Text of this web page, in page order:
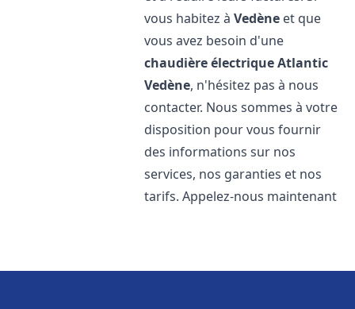
vous habitez àVedène et que
vous avez besoin d'une
chaudière électrique Atlantic
Vedène, n'hésitez pas à nous
contacter. Nous sommes à votre
disposition pour vous fournir
des informations sur nos
services, nos garanties et nos
tarifs. Appelez-nous maintenant